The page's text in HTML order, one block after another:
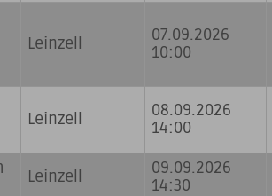
Leinzell
07.09.2026
10:00
Leinzell
08.09.2026
14:00
Leinzell
09.09.2026
14:30